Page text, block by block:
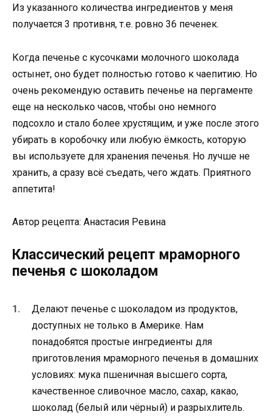
Из указанного количества ингредиентов у меня
получается 3 противня, т.е. ровно 36 печенек.
Когда печенье с кусочками молочного шоколада
остынет, оно будет полностью готово к чаепитию. Но
очень рекомендую оставить печенье на пергаменте
еще на несколько часов, чтобы оно немного
подсохло и стало более хрустящим, и уже после этого
убирать в коробочку или любую ёмкость, которую
вы используете для хранения печенья. Но лучше не
хранить, а сразу всё съедать, чего ждать. Приятного
аппетита!
Автор рецепта: Анастасия Ревина
Классический рецепт мраморного
печенья с шоколадом
Делают печенье с шоколадом из продуктов,
доступных не только в Америке. Нам
понадобятся простые ингредиенты для
приготовления мраморного печенья в домашних
условиях: мука пшеничная высшего сорта,
качественное сливочное масло, сахар, какао,
шоколад (белый или чёрный) и разрыхлитель.